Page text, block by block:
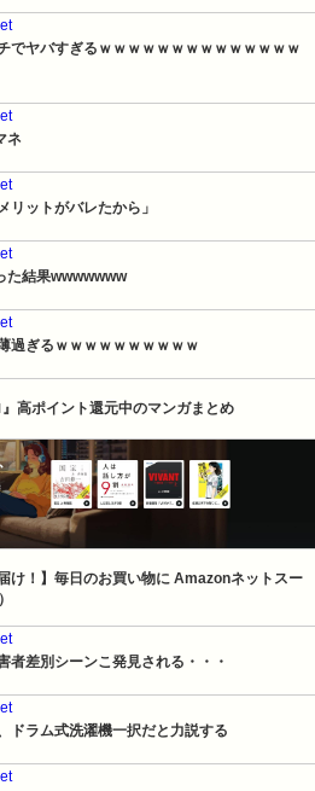
でヤバすぎるｗｗｗｗｗｗｗｗｗｗｗｗｗｗ
ネ
リットがバレたから」
た結果wwwwwww
過ぎるｗｗｗｗｗｗｗｗｗｗ
高ポイント還元中のマンガまとめ
け！】毎日のお買い物に Amazonネットスー
者差別シーンこ発見される・・・
ドラム式洗濯機一択だと力説する